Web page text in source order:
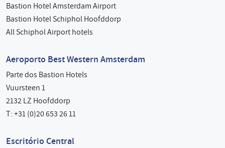
Bastion Hotel Amsterdam Airport
Bastion Hotel Schiphol Hoofddorp
All Schiphol Airport hotels
Aeroporto Best Western Amsterdam
Parte dos Bastion Hotels
Vuursteen 1
2132 LZ Hoofddorp
T: +31 (0)20 653 26 11
Escritório Central